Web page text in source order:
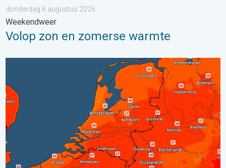
donderdag 6 augustus 2026
Weekendweer
Volop zon en zomerse warmte
Zaterdag warmste dag van de week. Bijna overal zomers